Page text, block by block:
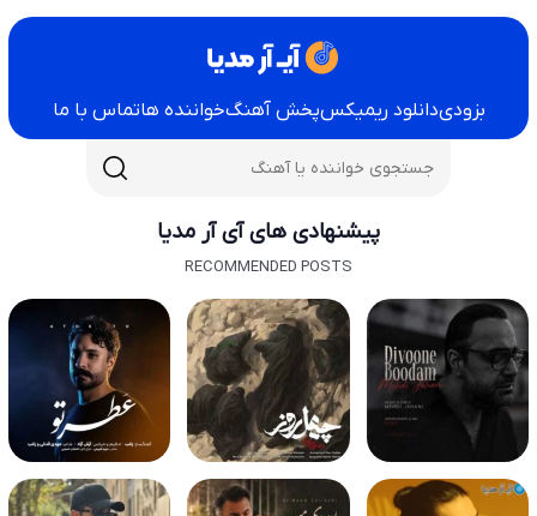
بزودیدانلود ریمیکسپخش آهنگخواننده هاتماس با ما
پیشنهادی های آی آر مدیا
RECOMMENDED POSTS